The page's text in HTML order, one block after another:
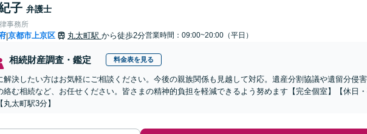
子 弁護士
事務所
|京都市上京区 丸太町駅 から徒歩2分営業時間：09:00~20:00（平日）
相続財産調査・鑑定 料金表を見る
解決したい方はお気軽にご相談ください。今後の親族関係も見越して対応。遺産分割協議や遺留分侵
絡む相続など、お任せください。皆さまの精神的負担を軽減できるよう努めます【完全個室】【休日
丸太町駅3分】